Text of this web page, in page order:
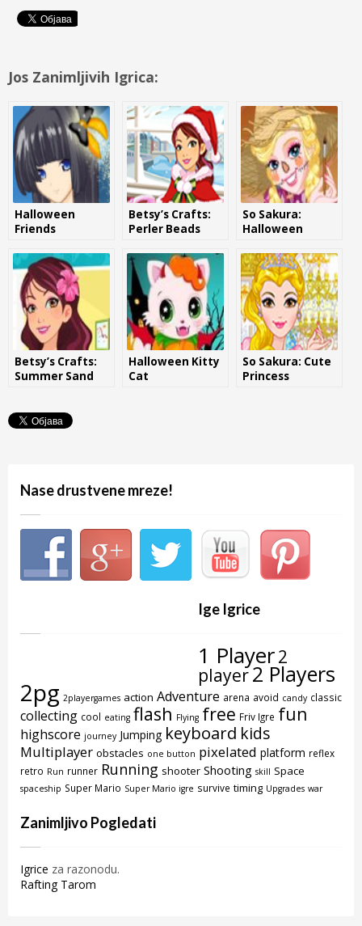
Jos Zanimljivih Igrica:
Halloween
Friends
Betsy’s Crafts:
Perler Beads
So Sakura:
Halloween
Betsy’s Crafts:
Summer Sand
Halloween Kitty
Cat
So Sakura: Cute
Princess
Nase drustvene mreze!
Ige Igrice
1 Player2
player2 Players
2pg 2playergames action Adventure arena avoid candy classic
collecting cool eating flash Flying free Friv Igre fun
highscore journey Jumping keyboard kids
Multiplayer obstacles one button pixelated platform reflex
retro Run runner Running shooter Shooting skill Space
spaceship Super Mario Super Mario igre survive timing Upgrades war
Zanimljivo Pogledati
Igrice za razonodu.
Rafting Tarom